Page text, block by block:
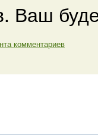
Ваш
комментариев